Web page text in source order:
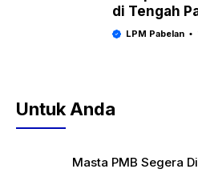
di Tengah
LPM Pabelan
Untuk Anda
Masta PMB Segera